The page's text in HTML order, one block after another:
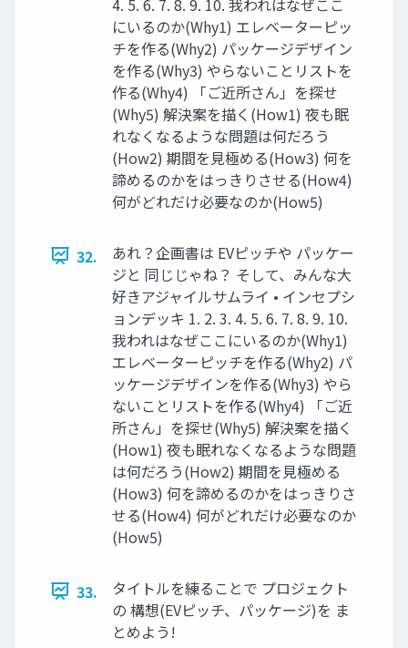
にいるのか(Why1) エレベーターピッ
チを作る(Why2) パッケージデザイン
を作る(Why3) やらないことリストを
作る(Why4) 「ご近所さん」を探せ
(Why5) 解決案を描く(How1) 夜も眠
れなくなるような問題は何だろう
(How2) 期間を見極める(How3) 何を
諦めるのかをはっきりさせる(How4)
何がどれだけ必要なのか(How5)
32.
あれ？企画書は EVピッチや パッケー
ジと 同じじゃね？ そして、みんな大
好きアジャイルサムライ • インセプシ
ョンデッキ 1. 2. 3. 4. 5. 6. 7. 8. 9. 10.
我われはなぜここにいるのか(Why1)
エレベーターピッチを作る(Why2) パ
ッケージデザインを作る(Why3) やら
ないことリストを作る(Why4) 「ご近
所さん」を探せ(Why5) 解決案を描く
(How1) 夜も眠れなくなるような問題
は何だろう(How2) 期間を見極める
(How3) 何を諦めるのかをはっきりさ
せる(How4) 何がどれだけ必要なのか
(How5)
33.
タイトルを練ることで プロジェクト
の 構想(EVピッチ、パッケージ)を ま
とめよう!